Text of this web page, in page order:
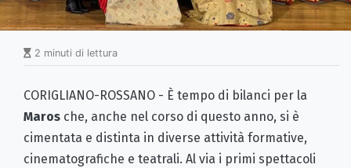
2 minuti di lettura
CORIGLIANO-ROSSANO - È tempo di bilanci per la
Maros che, anche nel corso di questo anno, si è
cimentata e distinta in diverse attività formative,
cinematografiche e teatrali. Al via i primi spettacoli